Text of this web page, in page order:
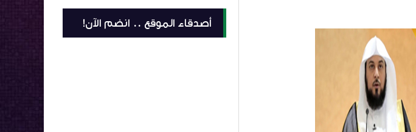
أصدقاء الموقع .. انضم الآن!